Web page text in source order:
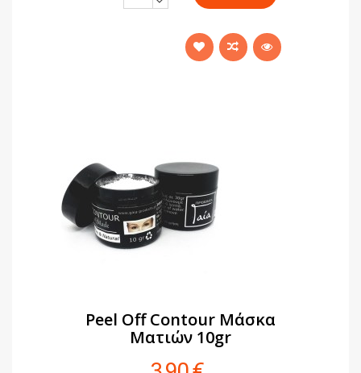
Peel Off Contour Μάσκα
Ματιών 10gr